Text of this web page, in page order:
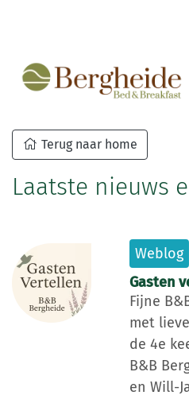
Terug naar home
Laatste nieuws
Weblog
Gasten
Fijne
met
de 4e
B&B
en Will-